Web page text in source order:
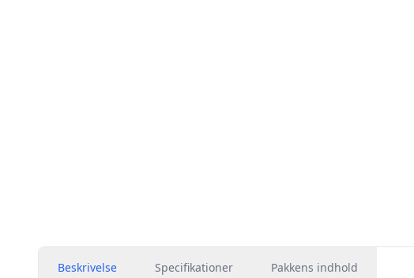
Beskrivelse Specifikationer Pakkens indhold